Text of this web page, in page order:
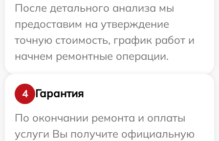
После детального анализа мы
предоставим на утверждение
точную стоимость, график работ и
начнем ремонтные операции.
4
Гарантия
По окончании ремонта и оплаты
услуги Вы получите официальную